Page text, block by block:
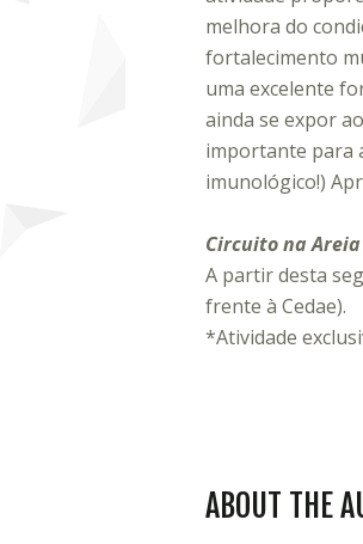
melhora do
fortalecimento
uma excelente
ainda se expor
importante para
imunológico!)
Circuito na Areia
A partir desta
frente à Cedae).
*Atividade
ABOUT THE